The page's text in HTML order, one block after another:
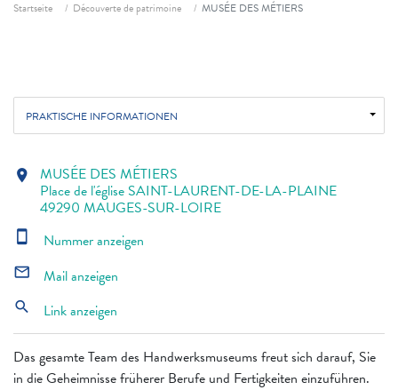
Startseite Découverte de patrimoine MUSÉE DES MÉTIERS
PRAKTISCHE INFORMATIONEN
Das gesamte Team des Handwerksmuseums freut sich darauf, Sie
in die Geheimnisse früherer Berufe und Fertigkeiten einzuführen.
location_on MUSÉE DES MÉTIERS
Place de l'église SAINT-LAURENT-DE-LA-PLAINE
49290 MAUGES-SUR-LOIRE
smartphone Nummer anzeigen
mail_outline Mail anzeigen
search Link anzeigen